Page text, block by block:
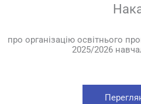
про організацію освітнього
2025/2026